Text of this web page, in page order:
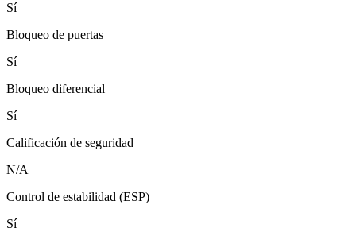
Sí
Bloqueo de puertas
Sí
Bloqueo diferencial
Sí
Calificación de seguridad
N/A
Control de estabilidad (ESP)
Sí